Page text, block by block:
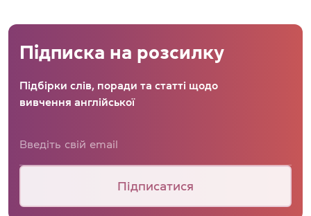
Підписка на розсилку
Підбірки слів, поради та статті щодо
вивчення англійської
Підписатися